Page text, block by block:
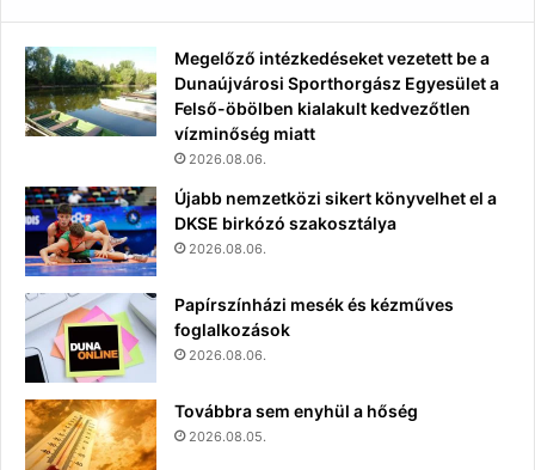
Megelőző intézkedéseket vezetett be a
Dunaújvárosi Sporthorgász Egyesület a
Felső-öbölben kialakult kedvezőtlen
vízminőség miatt
2026.08.06.
Újabb nemzetközi sikert könyvelhet el a
DKSE birkózó szakosztálya
2026.08.06.
Papírszínházi mesék és kézműves
foglalkozások
2026.08.06.
Továbbra sem enyhül a hőség
2026.08.05.